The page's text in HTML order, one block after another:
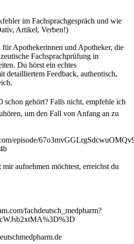
im Fachsprachgespräch und wie
Artikel, Verben!)
für Apothekerinnen und Apotheker, die
Fachsprachprüfung in
Du hörst ein echtes
detailliertem Feedback, authentisch,
gehört? Falls nicht, empfehle ich
um den Fall von Anfang an zu
episode/
aufnehmen möchtest, erreichst du
fachdeutsch_medpharm?